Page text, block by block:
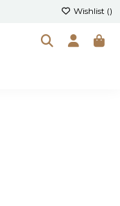
Wishlist ()